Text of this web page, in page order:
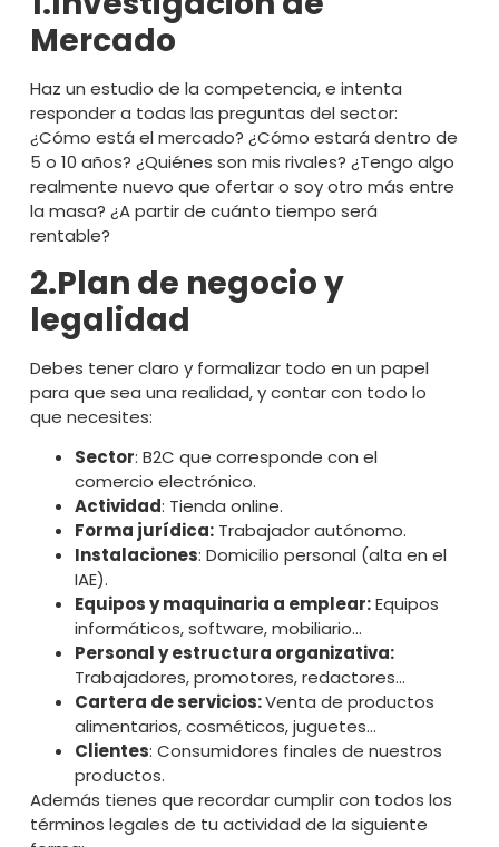
Mercado
Haz un estudio de la competencia, e intenta
responder a todas las preguntas del sector:
¿Cómo está el mercado? ¿Cómo estará dentro de
5 o 10 años? ¿Quiénes son mis rivales? ¿Tengo algo
realmente nuevo que ofertar o soy otro más entre
la masa? ¿A partir de cuánto tiempo será
rentable?
2.Plan de negocio y
legalidad
Debes tener claro y formalizar todo en un papel
para que sea una realidad, y contar con todo lo
que necesites:
Sector: B2C que corresponde con el
comercio electrónico.
Actividad: Tienda online.
Forma jurídica:Trabajador autónomo.
Instalaciones: Domicilio personal (alta en el
IAE).
Equipos y maquinaria a emplear:Equipos
informáticos, software, mobiliario…
Personal y estructura organizativa:
Trabajadores, promotores, redactores…
Cartera de servicios:Venta de productos
alimentarios, cosméticos, juguetes…
Clientes: Consumidores finales de nuestros
productos.
Además tienes que recordar cumplir con todos los
términos legales de tu actividad de la siguiente